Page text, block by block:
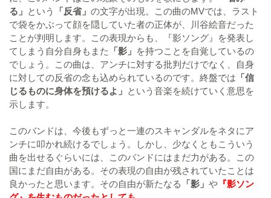
る」 という 「反省」 の文字が出現。この曲のMVでは、ラスト
で袋をかぶって顔を隠していた者の正体が、川谷絵音だった
ことが判明します。この表現からも、『影ソング』を発表し
てしまう自分自身もまた
「影」 を持つことを自覚しているの
でしょう。この曲は、アンチに対する批判だけでなく、自身
に対しての反省の念も込められているのです。終盤では 「信
じるものに身体を預けるよ」 という音楽を続けていく意思を
示します。
このバンドは、今後もずっと一連のスキャンダルをネタにア
ンチに叩かれ続けるでしょう。しかし、少なくともこういう
曲を出せるぐらいには、このバンドにはまだ力がある。この
国にまだ自由がある。その表現の自由が残されていたことは
良かったと思います。その自由が新たなる
「影」 や 『影ソン